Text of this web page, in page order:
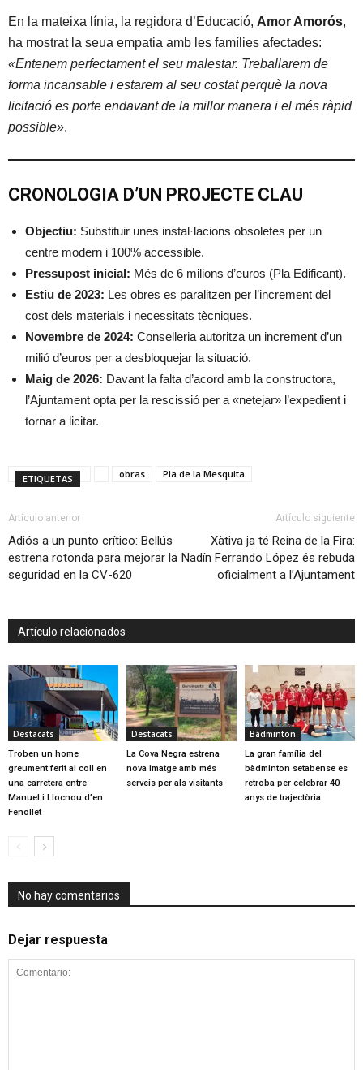
En la mateixa línia, la regidora d’Educació, Amor Amorós,
ha mostrat la seua empatia amb les famílies afectades:
«Entenem perfectament el seu malestar. Treballarem de
forma incansable i estarem al seu costat perquè la nova
licitació es porte endavant de la millor manera i el més ràpid
possible».
CRONOLOGIA D’UN PROJECTE CLAU
Objectiu: Substituir unes instal·lacions obsoletes per un
centre modern i 100% accessible.
Pressupost inicial: Més de 6 milions d’euros (Pla Edificant).
Estiu de 2023: Les obres es paralitzen per l’increment del
cost dels materials i necessitats tècniques.
Novembre de 2024: Conselleria autoritza un increment d’un
milió d’euros per a desbloquejar la situació.
Maig de 2026: Davant la falta d’acord amb la constructora,
l’Ajuntament opta per la rescissió per a «netejar» l’expedient i
tornar a licitar.
ETIQUETAS obras Pla de la Mesquita
Artículo anterior
Adiós a un punto crítico: Bellús
estrena rotonda para mejorar la
seguridad en la CV-620
Artículo siguiente
Xàtiva ja té Reina de la Fira:
Nadín Ferrando López és rebuda
oficialment a l’Ajuntament
Artículo relacionados
Destacats
Troben un home
greument ferit al coll en
una carretera entre
Manuel i Llocnou d’en
Fenollet
Destacats
La Cova Negra estrena
nova imatge amb més
serveis per als visitants
Bádminton
La gran família del
bàdminton setabense es
retroba per celebrar 40
anys de trajectòria
No hay comentarios
Dejar respuesta